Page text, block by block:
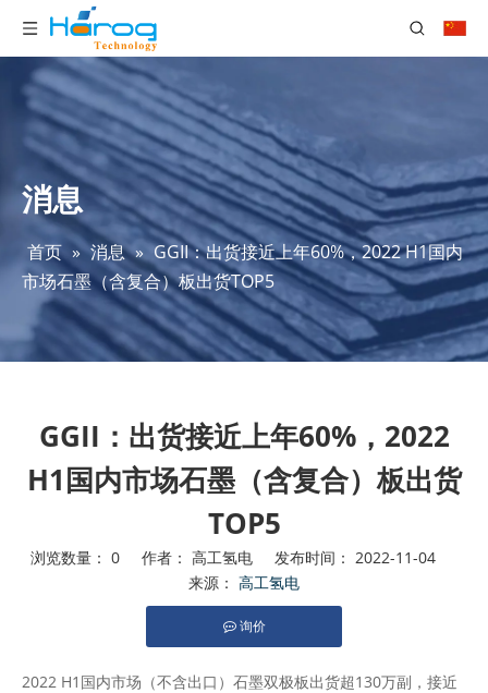
消息
首页 » 消息 » GGII：出货接近上年60%，2022 H1国内
市场石墨（含复合）板出货TOP5
GGII：出货接近上年60%，2022
H1国内市场石墨（含复合）板出货
TOP5
浏览数量： 0 作者： 高工氢电 发布时间： 2022-11-04
来源： 高工氢电
询价
2022 H1国内市场（不含出口）石墨双极板出货超130万副，接近